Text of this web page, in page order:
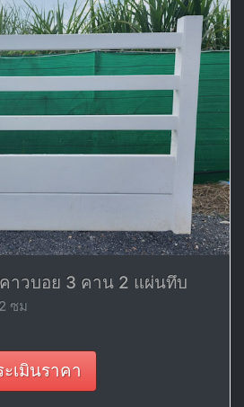
าวบอย 3 คาน 2 แผ่นทึบ
ซม
เมินราคา